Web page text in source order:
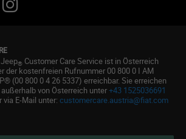
® Customer Care Service ist in Österreich
der kostenfreien Rufnummer 00 800 0 I AM
(00 800 0 4 26 5337) erreichbar. Sie erreichen
von Österreich unter+43 1525036691
via E-Mail unter: customercare.austria@fiat.com